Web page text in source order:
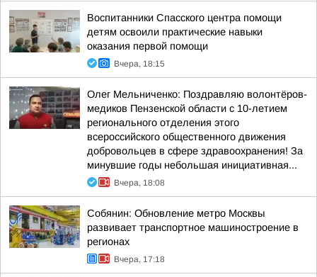
Воспитанники Спасского центра помощи
детям освоили практические навыки
оказания первой помощи
Вчера, 18:15
Олег Мельниченко: Поздравляю волонтёров-
медиков Пензенской области с 10-летием
регионального отделения этого
всероссийского общественного движения
добровольцев в сфере здравоохранения! За
минувшие годы небольшая инициативная...
Вчера, 18:08
Собянин: Обновление метро Москвы
развивает транспортное машиностроение в
регионах
Вчера, 17:18